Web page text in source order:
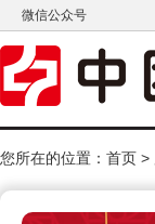
微信公众号
您所在的位置： 首页 >